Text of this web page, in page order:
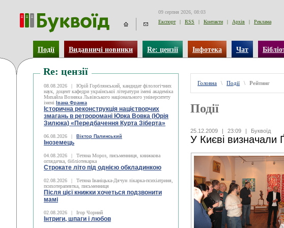
09 серпня 2026, 08:03
Експорт
| RSS | Контакти | Архів | Реклама
Події Видавничі новинки Re: цензії Інфотека Чат
Re: цензії
08.08.2026 |
Юрій Горблянський, кандидат філологічних
наук, доцент кафедри української літератури імені академіка
Михайла Возняка Львівського національного університету
імені
Івана Франка
Історична реконструкція націєтворчих
змагань в ретроромані Юрка Вовка (Юрія
Зилюка) «Передбачення Курта Зіберта»
06.08.2026 | Віктор Палинський
Іноземець
04.08.2026 |
Тетяна Мороз, письменниця, книжкова
оглядачка, бібліотекарка
Строкате літо під однією обкладинкою
02.08.2026 |
Тетяна Іваніцька-Дячун лікарка-психіатриня,
психотерапевтка, письменниця
Після цієї книжки хочеться подзвонити
мамі
02.08.2026 | Ігор Чорний
Інтриги, шпаги і любов
Головна \ Події \ Рейтинг
Події
25.12.2009 | 23:09 | Буквоїд
У Києві визначали